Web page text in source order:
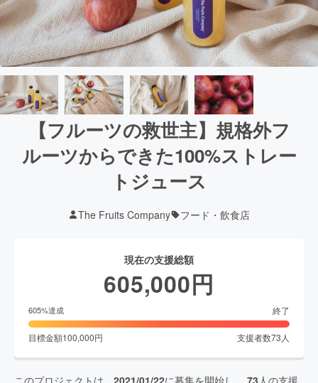
【フルーツの救世主】規格外フ
ルーツからできた100%ストレー
トジュース
The Fruits Company フード・飲食店
現在の支援総額
605,000円
605%達成 終了
目標金額100,000円 支援者数73 人
このプロジェクトは、 2021/01/22に募集を開始し、 73 人の支援